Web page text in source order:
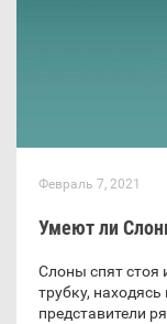
Февраль 7, 2021
Умеют ли
Слоны спят стоя
трубку,
представители